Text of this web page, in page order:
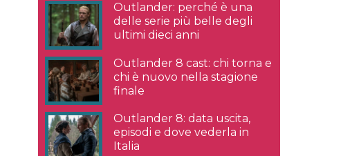
Outlander: perché è una
delle serie più belle degli
ultimi dieci anni
Outlander 8 cast: chi torna e
chi è nuovo nella stagione
finale
Outlander 8: data uscita,
episodi e dove vederla in
Italia